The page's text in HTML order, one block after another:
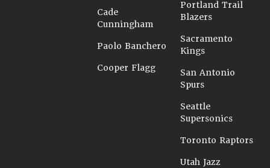
Cade
Cunningham
Paolo Banchero
Cooper Flagg
Portland Trail
Blazers
Sacramento
Kings
San Antonio
Spurs
Seattle
Supersonics
Toronto Raptors
Utah Jazz